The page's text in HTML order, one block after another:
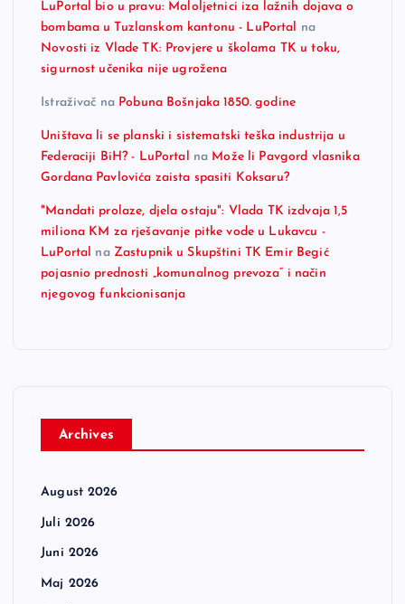
LuPortal bio u pravu: Maloljetnici iza lažnih dojava o
bombama u Tuzlanskom kantonu - LuPortal
na
Novosti iz Vlade TK: Provjere u školama TK u toku,
sigurnost učenika nije ugrožena
Istraživač na Pobuna Bošnjaka 1850. godine
Uništava li se planski i sistematski teška industrija u
Federaciji BiH? - LuPortal na Može li Pavgord vlasnika
Gordana Pavlovića zaista spasiti Koksaru?
"Mandati prolaze, djela ostaju": Vlada TK izdvaja 1,5
miliona KM za rješavanje pitke vode u Lukavcu -
LuPortal na Zastupnik u Skupštini TK Emir Begić
pojasnio prednosti „komunalnog prevoza“ i način
njegovog funkcionisanja
Archives
August 2026
Juli 2026
Juni 2026
Maj 2026